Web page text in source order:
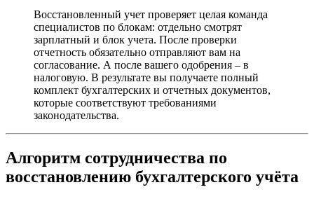
Восстановленный учет проверяет целая команда
специалистов по блокам: отдельно смотрят
зарплатный и блок учета. После проверки
отчетность обязательно отправляют вам на
согласование. А после вашего одобрения – в
налоговую. В результате вы получаете полный
комплект бухгалтерских и отчетных документов,
которые соответствуют требованиями
законодательства.
Алгоритм сотрудничества по
восстановлению бухгалтерского учёта